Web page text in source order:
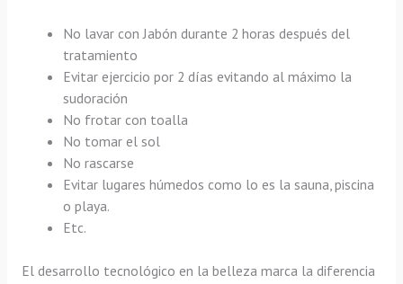
No lavar con Jabón durante 2 horas después del
tratamiento
Evitar ejercicio por 2 días evitando al máximo la
sudoración
No frotar con toalla
No tomar el sol
No rascarse
Evitar lugares húmedos como lo es la sauna, piscina
o playa.
Etc.
El desarrollo tecnológico en la belleza marca la diferencia